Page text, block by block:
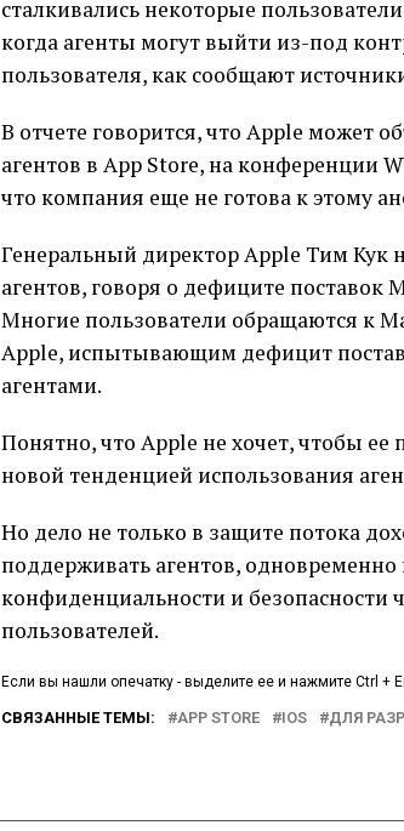
сталкивались некоторые
когда агенты могут выйти из-под
пользователя, как сообщают
В отчете говорится, что Apple может
агентов в App Store, на конференции
что компания еще не готова к этому
Генеральный директор Apple Тим Кук
агентов, говоря о дефиците поставок
Многие пользователи обращаются к
Apple, испытывающим дефицит
агентами.
Понятно, что Apple не хочет, чтобы
новой тенденцией использования
Но дело не только в защите потока
поддерживать агентов,
конфиденциальности и безопасности
пользователей.
Если вы нашли опечатку - выделите ее и нажмите Ctrl +
СВЯЗАННЫЕ ТЕМЫ: APP STORE IOS ДЛЯ